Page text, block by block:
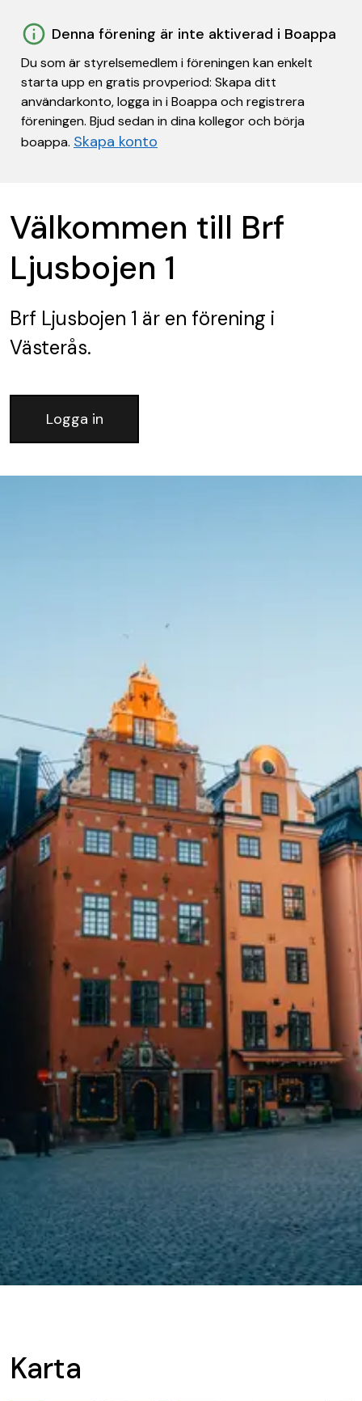
Denna förening är inte aktiverad i Boappa
Du som är styrelsemedlem i föreningen kan enkelt
starta upp en gratis provperiod: Skapa ditt
användarkonto, logga in i Boappa och registrera
föreningen. Bjud sedan in dina kollegor och börja
boappa. Skapa konto
Välkommen till Brf
Ljusbojen 1
Brf Ljusbojen 1 är en förening i
Västerås.
Logga in
Karta